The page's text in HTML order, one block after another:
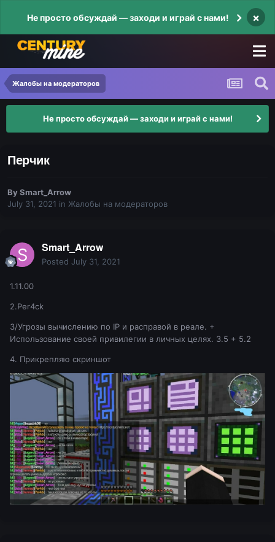
Не просто обсуждай — заходи и играй с нами! ×
Жалобы на модераторов
Не просто обсуждай — заходи и играй с нами!
Перчик
BySmart_Arrow
July 31, 2021 in Жалобы на модераторов
Smart_Arrow
Posted July 31, 2021
1.11.00
2.Per4ck
3/Угрозы вычислению по IP и расправой в реале. +
Использование своей привилегии в личных целях. 3.5 + 5.2
4. Прикрепляю скриншот